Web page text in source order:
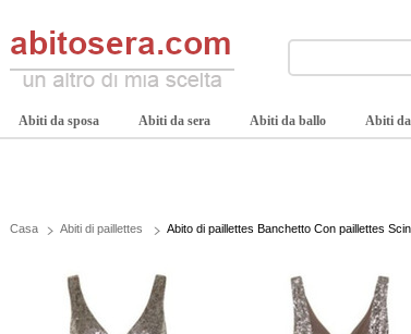
Abiti da sposa Abiti da sera Abiti da ballo Abiti
Casa Abiti di paillettes Abito di paillettes Banchetto Con paillettes